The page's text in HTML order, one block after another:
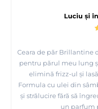
Luciu și
Ceara de păr Brillantine
pentru părul meu lung
elimină frizz-ul și
Formula cu ulei din
și strălucire fără să
un parfum